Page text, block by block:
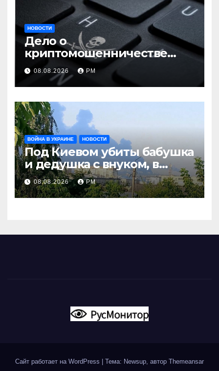
НОВОСТИ
Дело о
криптомошенничестве
оборачивают в содействие
терроризму
08.08.2026 РМ
ВОЙНА В УКРАИНЕ НОВОСТИ
Под Киевом убиты бабушка
и дедушка с внуком, в
Поволжье и на Кубани
вновь горят НПЗ
08.08.2026 РМ
Сайт работает на WordPress | Тема: Newsup, автор Themeansar